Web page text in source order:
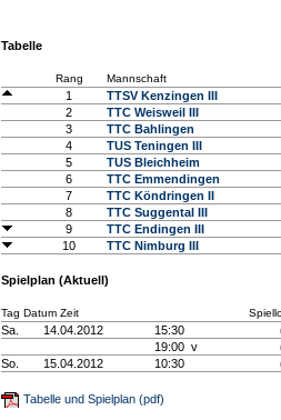
Tabelle
Rang Mannschaft
1
TTSV Kenzingen III
2
TTC Weisweil III
3
TTC Bahlingen
4
TUS Teningen III
5
TUS Bleichheim
6
TTC Emmendingen
7
TTC Köndringen II
8
TTC Suggental III
9
TTC Endingen III
10
TTC Nimburg III
Spielplan (Aktuell)
Tag Datum Zeit
Sa. 14.04.2012 15:30
19:00 v
So.
15.04.2012 10:30
Tabelle und Spielplan (pdf)